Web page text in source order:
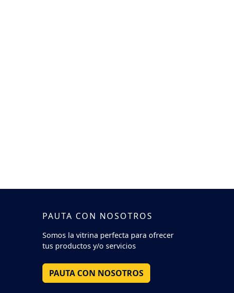
PAUTA CON NOSOTROS
Somos la vitrina perfecta para ofrecer
tus productos y/o servicios
PAUTA CON NOSOTROS